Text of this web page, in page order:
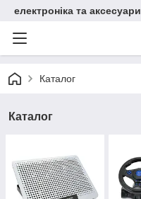
електроніка та аксесуари
Каталог
Каталог